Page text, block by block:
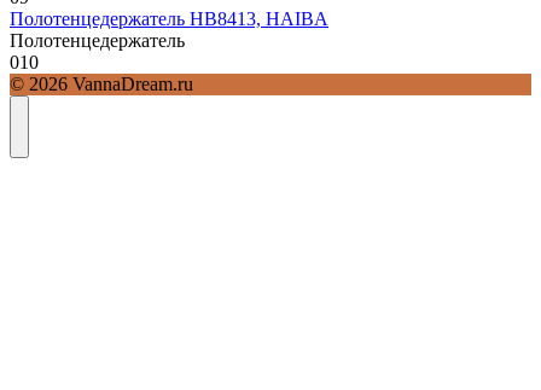
Полотенцедержатель HB8413, HAIBA
Полотенцедержатель
010
© 2026 VannaDream.ru